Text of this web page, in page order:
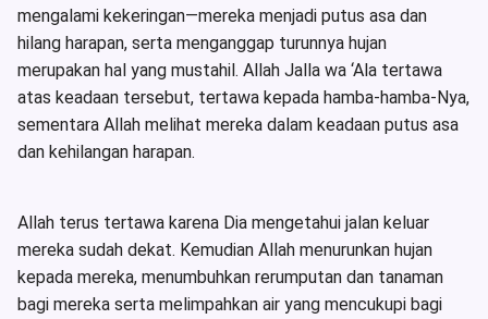
mengalami kekeringan—mereka menjadi putus asa dan
hilang harapan, serta menganggap turunnya hujan
merupakan hal yang mustahil. Allah Jalla wa ‘Ala tertawa
atas keadaan tersebut, tertawa kepada hamba-hamba-Nya,
sementara Allah melihat mereka dalam keadaan putus asa
dan kehilangan harapan.
Allah terus tertawa karena Dia mengetahui jalan keluar
mereka sudah dekat. Kemudian Allah menurunkan hujan
kepada mereka, menumbuhkan rerumputan dan tanaman
bagi mereka serta melimpahkan air yang mencukupi bagi